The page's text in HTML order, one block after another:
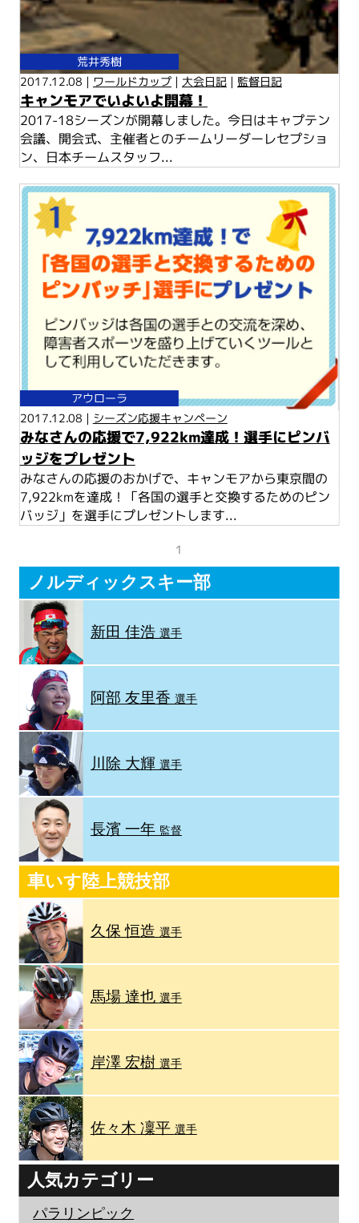
荒井秀樹
2017.12.08 | ワールドカップ| 大会日記| 監督日記
キャンモアでいよいよ開幕！
2017-18シーズンが開幕しました。今日はキャプテン
会議、開会式、主催者とのチームリーダーレセプショ
ン、日本チームスタッフ...
アウローラ
2017.12.08 | シーズン応援キャンペーン
みなさんの応援で7,922km達成！選手にピンバ
ッジをプレゼント
みなさんの応援のおかげで、キャンモアから東京間の
7,922kmを達成！「各国の選手と交換するためのピン
バッジ」を選手にプレゼントします...
1
ノルディックスキー部
新田 佳浩選手
阿部 友里香選手
川除 大輝選手
長濱 一年 監督
車いす陸上競技部
久保 恒造 選手
馬場 達也 選手
岸澤 宏樹 選手
佐々木 凜平 選手
人気カテゴリー
パラリンピック